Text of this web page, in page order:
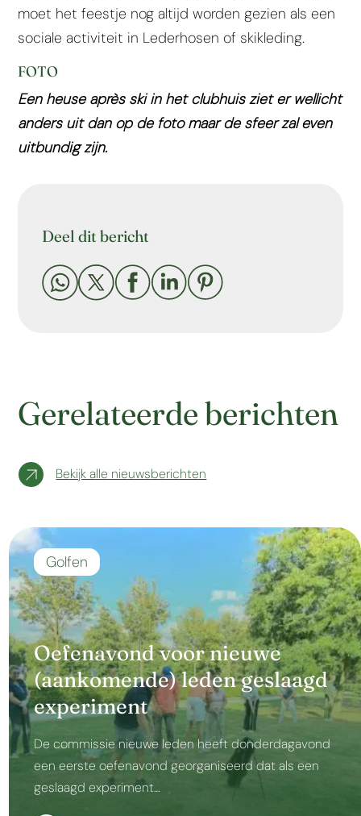
moet het feestje nog altijd worden gezien als een
sociale activiteit in Lederhosen of skikleding.
FOTO
Een heuse après ski in het clubhuis ziet er wellicht
anders uit dan op de foto maar de sfeer zal even
uitbundig zijn.
Deel dit bericht
    
Gerelateerde berichten
Bekijk alle nieuwsberichten
Oefenavond voor nieuwe
(aankomende) leden geslaagd
experiment
Golfen
De commissie nieuwe leden heeft donderdagavond
een eerste oefenavond georganiseerd dat als een
geslaagd experiment…